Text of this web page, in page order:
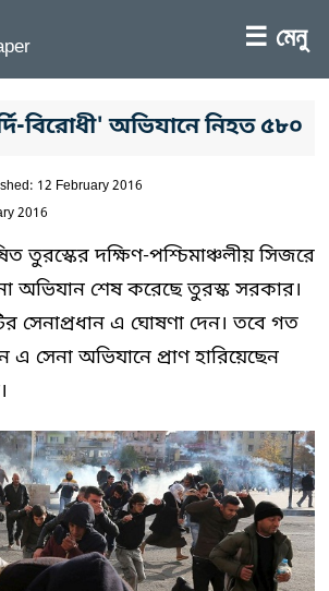
☰ মেনু
বিরোধী' অভিযানে নিহত ৫৮০
12 February 2016
2016
তুরস্কের দক্ষিণ-পশ্চিমাঞ্চলীয় সিজরে
অভিযান শেষ করেছে তুরস্ক সরকার।
সেনাপ্রধান এ ঘোষণা দেন। তবে গত
সেনা অভিযানে প্রাণ হারিয়েছেন